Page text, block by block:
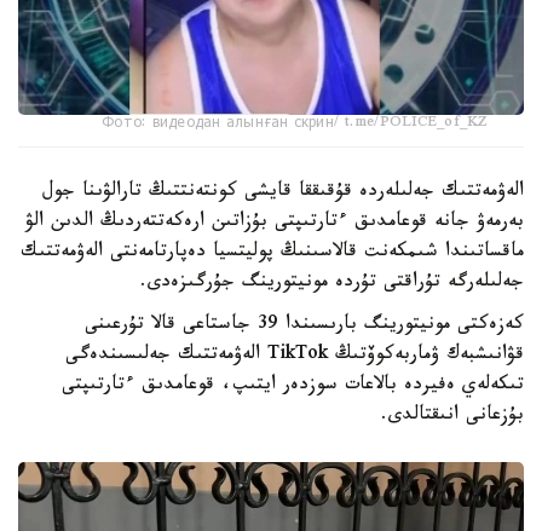
Фото: видеодан алынған скрин/ t.me/POLICE_of_KZ
الەۋمەتتىك جەلىلەردە قۇقىققا قايشى كونتەنتتىڭ تارالۋىنا جول
بەرمەۋ جانە قوعامدىق ءتارتىپتى بۇزاتىن ارەكەتتەردىڭ الدىن الۋ
ماقساتىندا شىمكەنت قالاسىنىڭ پوليتسيا دەپارتامەنتى الەۋمەتتىك
جەلىلەرگە تۇراقتى تۇردە مونيتورينگ جۇرگىزەدى.
كەزەكتى مونيتورينگ بارىسىندا 39 جاستاعى قالا تۇرعىنى
قۋانىشبەك ۋماربەكوۆتىڭ TikTok الەۋمەتتىك جەلىسىندەگى
تىكەلەي ەفيردە بالاعات سوزدەر ايتىپ، قوعامدىق ءتارتىپتى
بۇزعانى انىقتالدى.